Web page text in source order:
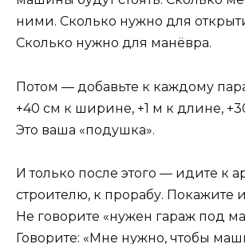
ними. Сколько нужно для
Сколько нужно для манёвра.
Потом — добавьте к каждому
+40 см к ширине, +1 м к длине,
Это ваша «подушка».
И только после этого — идите к
строителю, к прорабу. Покажите
Не говорите «нужен гараж под
Говорите: «Мне нужно, чтобы